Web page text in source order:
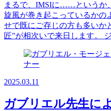
まるで、IMSIに……というか
旋風が巻き起こっているかの
せで既にご存じの方も多いか
匠”が相次いで来日します。
2025.03.11
ガブリエル先生に